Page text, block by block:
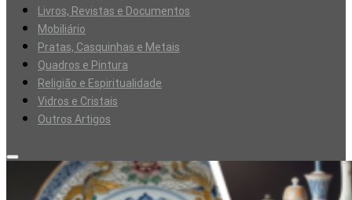
Livros, Revistas e Documentos
Mobiliário
Pratas, Casquinhas e Metais
Quadros e Pintura
Religião e Espiritualidade
Vidros e Cristais
Outros Artigos